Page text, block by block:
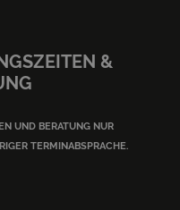
&
UND BERATUNG NUR
TERMINABSPRACHE.